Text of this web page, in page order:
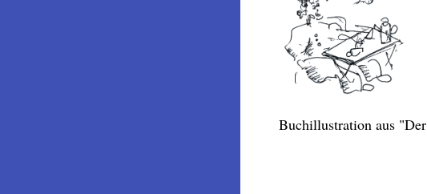
Buchillustration aus